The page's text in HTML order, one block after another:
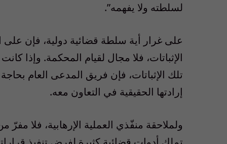
لسلطته ولا يفهمه”.
على غرار أية سلطة قضائية دولية، فإن على
الإثباتات، فلا مجال لقيام المحكمة. وإذا
تلك الإثباتات، فإن فريق المدعى العام
إرادتها الحقيقية في التعاون معه.
ولملاحقة منفّذي العملية الإرهابية، فلا مفرّ